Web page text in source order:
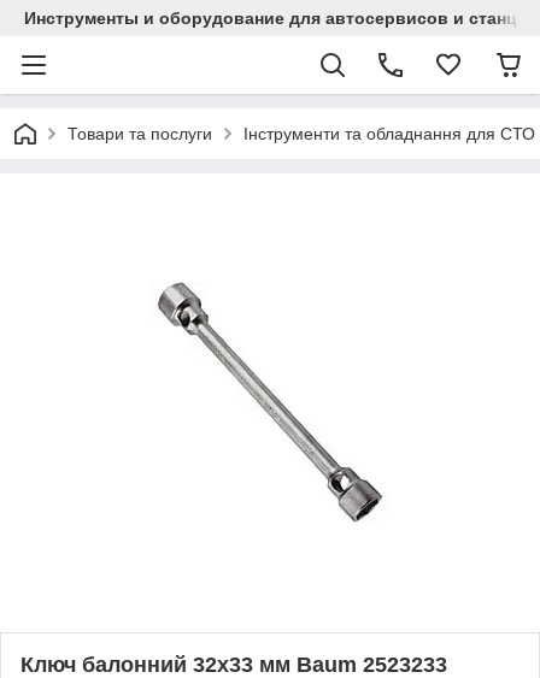
Инструменты и оборудование для автосервисов и
Товари та послуги Інструменти та обладнання для СТО
Ключ балонний 32х33 мм Baum 2523233